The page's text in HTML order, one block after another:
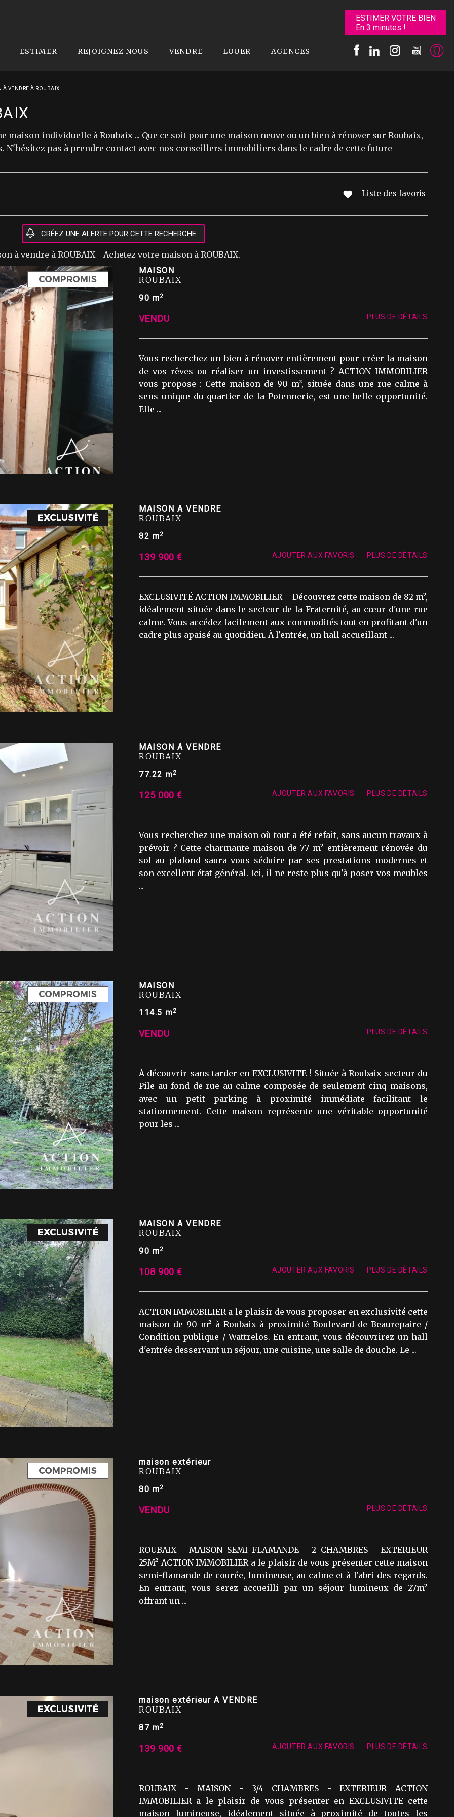
ESTIMER VOTRE BIEN
En 3 minutes !
ESTIMER REJOIGNEZ NOUS VENDRE LOUER AGENCES
À VENDRE À ROUBAIX
maison individuelle à Roubaix ... Que ce soit pour une maison neuve ou un bien à rénover sur Roubaix,
pas à prendre contact avec nos conseillers immobiliers dans le cadre de cette future
Liste des favoris
à vendre à ROUBAIX - Achetez votre maison à ROUBAIX.
MAISON
ROUBAIX
90 m2
VENDU
Vous recherchez un bien à rénover entièrement pour créer la maison
de vos rêves ou réaliser un investissement ? ACTION IMMOBILIER
vous propose : Cette maison de 90 m², située dans une rue calme à
sens unique du quartier de la Potennerie, est une belle opportunité.
Elle ...
PLUS DE DÉTAILS
MAISON A VENDRE
ROUBAIX
82 m2
139 900 €
EXCLUSIVITÉ ACTION IMMOBILIER – Découvrez cette maison de 82 m²,
idéalement située dans le secteur de la Fraternité, au cœur d'une rue
calme. Vous accédez facilement aux commodités tout en profitant d'un
cadre plus apaisé au quotidien. À l'entrée, un hall accueillant ...
AJOUTER AUX FAVORIS PLUS DE DÉTAILS
MAISON A VENDRE
ROUBAIX
77.22 m2
125 000 €
Vous recherchez une maison où tout a été refait, sans aucun travaux à
prévoir ? Cette charmante maison de 77 m² entièrement rénovée du
sol au plafond saura vous séduire par ses prestations modernes et
son excellent état général. Ici, il ne reste plus qu'à poser vos meubles
...
AJOUTER AUX FAVORIS PLUS DE DÉTAILS
MAISON
ROUBAIX
114.5 m2
VENDU
À découvrir sans tarder en EXCLUSIVITE ! Située à Roubaix secteur du
Pile au fond de rue au calme composée de seulement cinq maisons,
avec un petit parking à proximité immédiate facilitant le
stationnement. Cette maison représente une véritable opportunité
pour les ...
PLUS DE DÉTAILS
MAISON A VENDRE
ROUBAIX
90 m2
108 900 €
ACTION IMMOBILIER a le plaisir de vous proposer en exclusivité cette
maison de 90 m² à Roubaix à proximité Boulevard de Beaurepaire /
Condition publique / Wattrelos. En entrant, vous découvrirez un hall
d'entrée desservant un séjour, une cuisine, une salle de douche. Le ...
AJOUTER AUX FAVORIS PLUS DE DÉTAILS
maison extérieur
ROUBAIX
80 m2
VENDU
ROUBAIX - MAISON SEMI FLAMANDE - 2 CHAMBRES - EXTERIEUR
25M² ACTION IMMOBILIER a le plaisir de vous présenter cette maison
semi-flamande de courée, lumineuse, au calme et à l'abri des regards.
En entrant, vous serez accueilli par un séjour lumineux de 27m²
offrant un ...
PLUS DE DÉTAILS
maison extérieur A VENDRE
ROUBAIX
87 m2
139 900 €
ROUBAIX - MAISON - 3/4 CHAMBRES - EXTERIEUR ACTION
IMMOBILIER a le plaisir de vous présenter en EXCLUSIVITE cette
maison lumineuse, idéalement située à proximité de toutes les
AJOUTER AUX FAVORIS PLUS DE DÉTAILS